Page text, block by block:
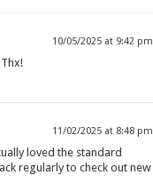
10/05/2025 at 9:42 pm
11/02/2025 at 8:48 pm
loved the standard
regularly to check out new